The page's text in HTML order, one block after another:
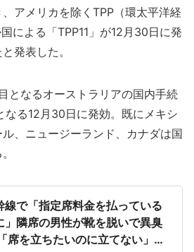
アメリカを除くTPP（環太平洋経
による「TPP11」が12月30日に発
発表した。
となるオーストラリアの国内手続
なる12月30日に発効。既にメキシ
、ニュージーランド、カナダは国
線で「指定席料金を払っている
」隣席の男性が靴を脱いで異臭
席を立ちたいのに立てない」息